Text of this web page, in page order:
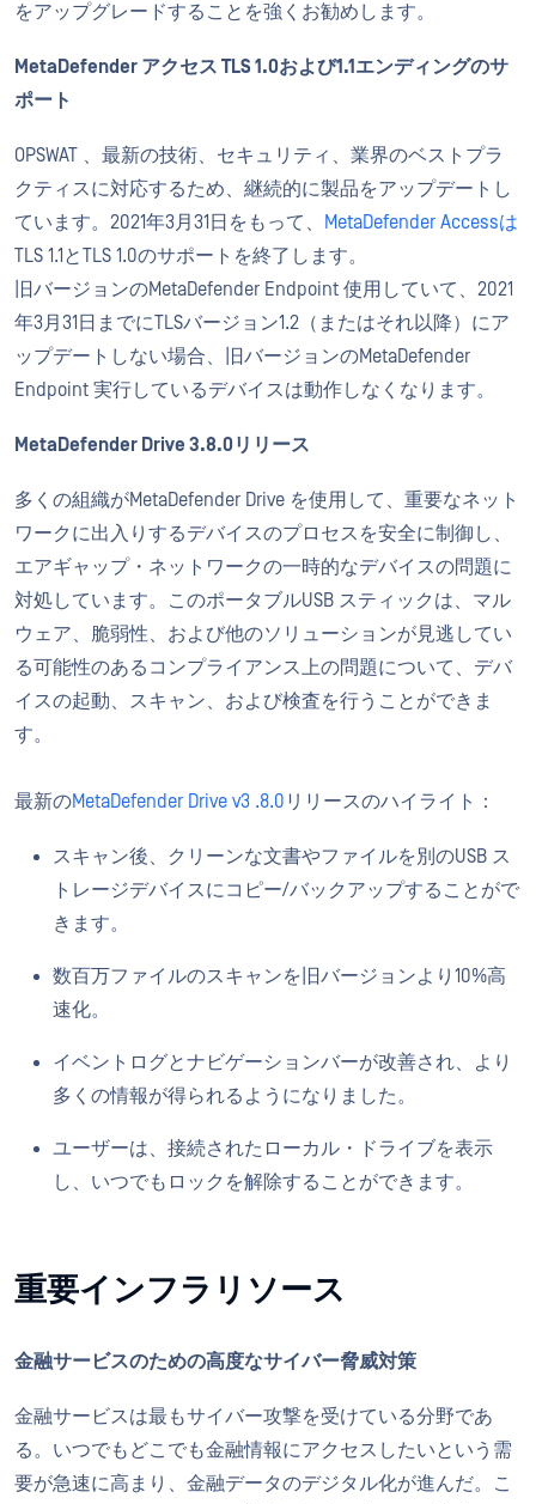
をアップグレードすることを強くお勧めします。
MetaDefender アクセス TLS 1.0および1.1エンディングのサ
ポート
OPSWAT 、最新の技術、セキュリティ、業界のベストプラ
クティスに対応するため、継続的に製品をアップデートし
ています。2021年3月31日をもって、
MetaDefender Accessは
TLS 1.1とTLS 1.0のサポートを終了します。
旧バージョンのMetaDefender Endpoint 使用していて、2021
年3月31日までにTLSバージョン1.2（またはそれ以降）にア
ップデートしない場合、旧バージョンのMetaDefender
Endpoint 実行しているデバイスは動作しなくなります。
MetaDefender Drive 3.8.0リリース
多くの組織がMetaDefender Drive を使用して、重要なネット
ワークに出入りするデバイスのプロセスを安全に制御し、
エアギャップ・ネットワークの一時的なデバイスの問題に
対処しています。このポータブルUSB スティックは、マル
ウェア、脆弱性、および他のソリューションが見逃してい
る可能性のあるコンプライアンス上の問題について、デバ
イスの起動、スキャン、および検査を行うことができま
す。
最新のMetaDefender Drive v3 .8.0 リリースのハイライト：
スキャン後、クリーンな文書やファイルを別のUSB ス
トレージデバイスにコピー/バックアップすることがで
きます。
数百万ファイルのスキャンを旧バージョンより10%高
速化。
イベントログとナビゲーションバーが改善され、より
多くの情報が得られるようになりました。
ユーザーは、接続されたローカル・ドライブを表示
し、いつでもロックを解除することができます。
重要インフラリソース
金融サービスのための高度なサイバー脅威対策
金融サービスは最もサイバー攻撃を受けている分野であ
る。いつでもどこでも金融情報にアクセスしたいという需
要が急速に高まり、金融データのデジタル化が進んだ。こ